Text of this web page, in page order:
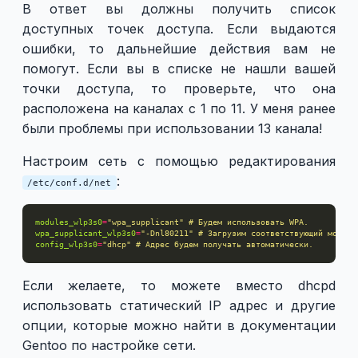
В ответ вы должны получить список
доступных точек доступа. Если выдаются
ошибки, то дальнейшие действия вам не
помогут. Если вы в списке не нашли вашей
точки доступа, то проверьте, что она
расположена на каналах с 1 по 11. У меня ранее
были проблемы при использовании 13 канала!
Настроим сеть с помощью редактирования
/etc/conf.d/net :
modules_wlp3s0="wpa_supplicant" # Будем использовать WPA.
wpa_supplicant_wlp3s0="-Dnl80211" # Загрузим соответствующий
config_wlp3s0="dhcp" # Адрес будем получать автоматически.
Если желаете, то можете вместо dhcpd
использовать статический IP адрес и другие
опции, которые можно найти в документации
Gentoo по настройке сети.